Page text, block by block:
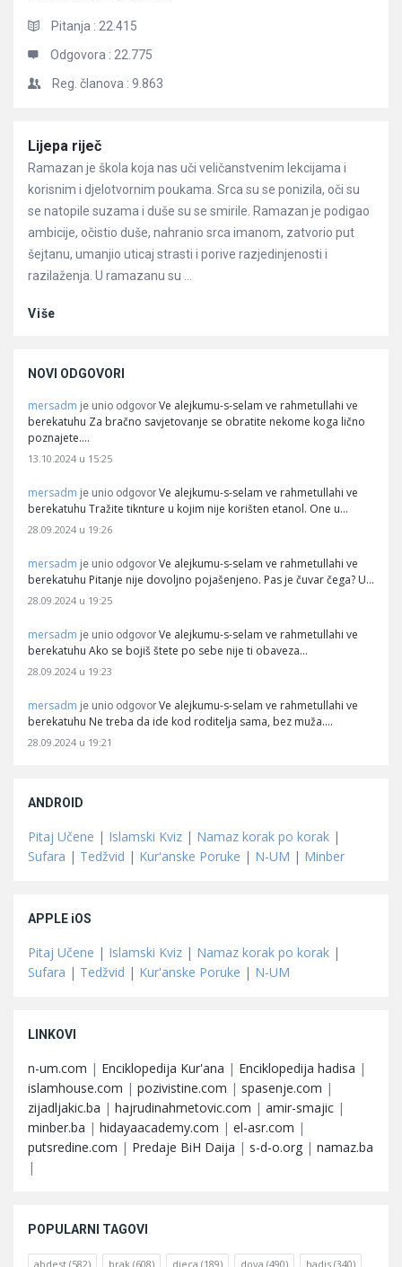
Pitanja : 22.415
Odgovora : 22.775
Reg. članova : 9.863
Članci
Lijepa riječ
Ramazan je škola koja nas uči veličanstvenim lekcijama i
korisnim i djelotvornim poukama. Srca su se ponizila, oči su
se natopile suzama i duše su se smirile. Ramazan je podigao
ambicije, očistio duše, nahranio srca imanom, zatvorio put
šejtanu, umanjio uticaj strasti i porive razjedinjenosti i
razilaženja. U ramazanu su ...
Više
NOVI ODGOVORI
mersadm je unio odgovor Ve alejkumu-s-selam ve rahmetullahi ve
berekatuhu Za bračno savjetovanje se obratite nekome koga lično
poznajete.…
13.10.2024 u 15:25
mersadm je unio odgovor Ve alejkumu-s-selam ve rahmetullahi ve
berekatuhu Tražite tiknture u kojim nije korišten etanol. One u…
28.09.2024 u 19:26
mersadm je unio odgovor Ve alejkumu-s-selam ve rahmetullahi ve
berekatuhu Pitanje nije dovoljno pojašenjeno. Pas je čuvar čega? U…
28.09.2024 u 19:25
mersadm je unio odgovor Ve alejkumu-s-selam ve rahmetullahi ve
berekatuhu Ako se bojiš štete po sebe nije ti obaveza…
28.09.2024 u 19:23
mersadm je unio odgovor Ve alejkumu-s-selam ve rahmetullahi ve
berekatuhu Ne treba da ide kod roditelja sama, bez muža.…
28.09.2024 u 19:21
ANDROID
Pitaj Učene | Islamski Kviz | Namaz korak po korak |
Sufara | Tedžvid | Kur'anske Poruke | N-UM | Minber
APPLE iOS
Pitaj Učene | Islamski Kviz | Namaz korak po korak |
Sufara | Tedžvid | Kur'anske Poruke | N-UM
LINKOVI
n-um.com | Enciklopedija Kur'ana | Enciklopedija hadisa |
islamhouse.com | pozivistine.com | spasenje.com |
zijadljakic.ba | hajrudinahmetovic.com | amir-smajic |
minber.ba | hidayaacademy.com | el-asr.com |
putsredine.com | Predaje BiH Daija | s-d-o.org | namaz.ba
|
POPULARNI TAGOVI
abdest (582) brak (608) djeca (189) dova (490) hadis (340)